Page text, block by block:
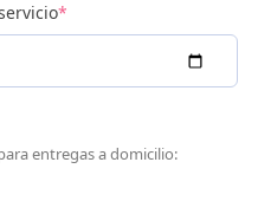
*
entregas a domicilio: